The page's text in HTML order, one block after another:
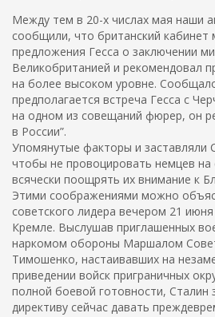
Между тем в 20-х числах мая наши
сообщили, что британский кабинет
предложения Гесса о заключении
Великобританией и рекомендовал
на более высоком уровне.
предполагается встреча Гесса с
на одном из совещаний фюрер, он
в России”.
Упомянутые факторы и заставляли
чтобы не провоцировать немцев на
всячески поощрять их внимание к
Этими соображениями можно
советского лидера вечером 21
Кремле. Выслушав приглашенных
наркомом обороны Маршалом
Тимошенко, настаивавших на
приведении войск приграничных
полной боевой готовности, Сталин
директиву сейчас давать